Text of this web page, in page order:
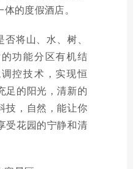
的度假酒店。
将山、水、树、
功能分区有机结
控技术，实现恒
足的阳光，清新的
技，自然，能让你
受花园的宁静和清